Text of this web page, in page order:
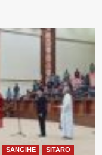
SANGIHE
SITARO